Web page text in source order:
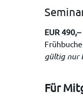
Hit enter
EUR 490,–
gültig nur
Für